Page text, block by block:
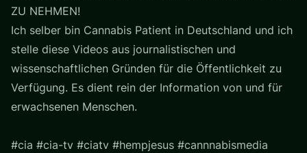
ZU NEHMEN!
Ich selber bin Cannabis Patient in Deutschland und ich
stelle diese Videos aus journalistischen und
wissenschaftlichen Gründen für die Öffentlichkeit zu
Verfügung. Es dient rein der Information von und für
erwachsenen Menschen.
#cia #cia-tv #ciatv #hempjesus #cannnabismedia